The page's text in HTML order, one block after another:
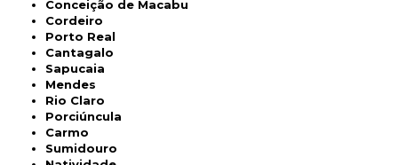
Conceição de Macabu
Cordeiro
Porto Real
Cantagalo
Sapucaia
Mendes
Rio Claro
Porciúncula
Carmo
Sumidouro